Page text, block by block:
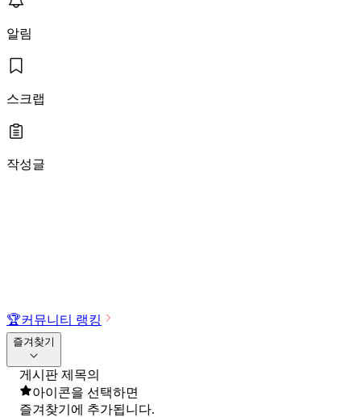
알림
스크랩
작성글
🏆커뮤니티 랭킹
즐겨찾기
게시판 제목의
아이콘을 선택하면
즐겨찾기에 추가됩니다.